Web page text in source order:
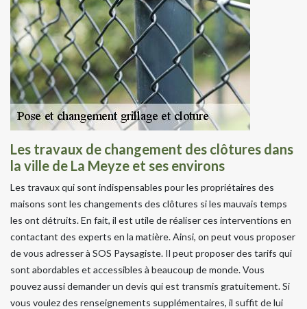
Les travaux de changement des clôtures dans
la ville de La Meyze et ses environs
Les travaux qui sont indispensables pour les propriétaires des
maisons sont les changements des clôtures si les mauvais temps
les ont détruits. En fait, il est utile de réaliser ces interventions en
contactant des experts en la matière. Ainsi, on peut vous proposer
de vous adresser à SOS Paysagiste. Il peut proposer des tarifs qui
sont abordables et accessibles à beaucoup de monde. Vous
pouvez aussi demander un devis qui est transmis gratuitement. Si
vous voulez des renseignements supplémentaires, il suffit de lui